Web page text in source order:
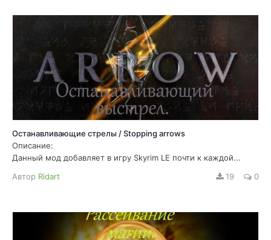
Останавливающие стрелы / Stopping arrows
Описание:
Данный мод добавляет в игру Skyrim LE почти к каждой...
Автор Ridart 19 0